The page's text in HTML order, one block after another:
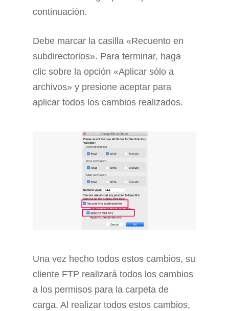
continuación.
Debe marcar la casilla «Recuento en
subdirectorios». Para terminar, haga
clic sobre la opción «Aplicar sólo a
archivos» y presione aceptar para
aplicar todos los cambios realizados.
Una vez hecho todos estos cambios, su
cliente FTP realizará todos los cambios
a los permisos para la carpeta de
carga. Al realizar todos estos cambios,